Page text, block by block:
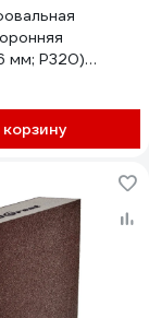
мм; Р320)
35611-320
корзину